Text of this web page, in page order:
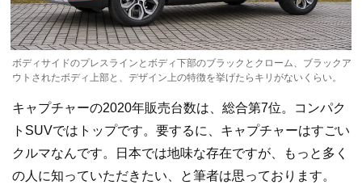
ボディサイドのプレスラインとボディ下部のブラックとクローム、ブラックア
ウトされたボディ上部と、デザイン上の特徴を挙げたらキリがないくらい。
キャプチャーの2020年販売台数は、総合第7位。コンパク
トSUVではトップです。要するに、キャプチャーはすごい
クルマなんです。日本では地味な存在ですが、もっと多く
の人に知っていただきたい、と筆者は思っております。